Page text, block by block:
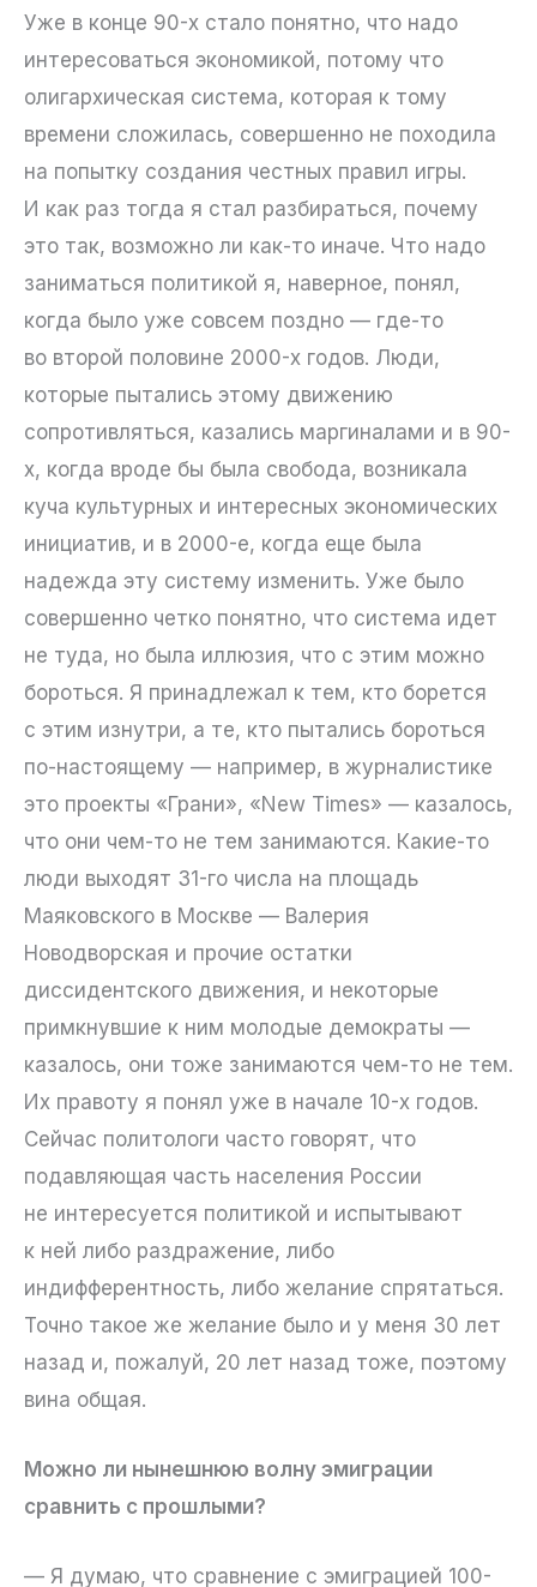
Уже в конце 90-х стало понятно, что надо
интересоваться экономикой, потому что
олигархическая система, которая к тому
времени сложилась, совершенно не походила
на попытку создания честных правил игры.
И как раз тогда я стал разбираться, почему
это так, возможно ли как-то иначе. Что надо
заниматься политикой я, наверное, понял,
когда было уже совсем поздно — где-то
во второй половине 2000-х годов. Люди,
которые пытались этому движению
сопротивляться, казались маргиналами и в 90-
х, когда вроде бы была свобода, возникала
куча культурных и интересных экономических
инициатив, и в 2000-е, когда еще была
надежда эту систему изменить. Уже было
совершенно четко понятно, что система идет
не туда, но была иллюзия, что с этим можно
бороться. Я принадлежал к тем, кто борется
с этим изнутри, а те, кто пытались бороться
по-настоящему — например, в журналистике
это проекты «Грани», «New Times» — казалось,
что они чем-то не тем занимаются. Какие-то
люди выходят 31-го числа на площадь
Маяковского в Москве — Валерия
Новодворская и прочие остатки
диссидентского движения, и некоторые
примкнувшие к ним молодые демократы —
казалось, они тоже занимаются чем-то не тем.
Их правоту я понял уже в начале 10-х годов.
Сейчас политологи часто говорят, что
подавляющая часть населения России
не интересуется политикой и испытывают
к ней либо раздражение, либо
индифферентность, либо желание спрятаться.
Точно такое же желание было и у меня 30 лет
назад и, пожалуй, 20 лет назад тоже, поэтому
вина общая.
Можно ли нынешнюю волну эмиграции
сравнить с прошлыми?
— Я думаю, что сравнение с эмиграцией 100-